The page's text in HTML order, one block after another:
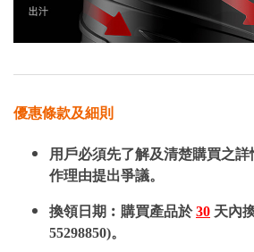
優惠條款及細則
用戶必須先了解及清楚購買之
作理由提出爭議。
換領日期︰購買產品於30 天內
55298850)。